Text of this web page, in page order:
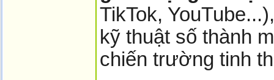
TikTok,
kỹ thuật số thành
chiến trường tinh